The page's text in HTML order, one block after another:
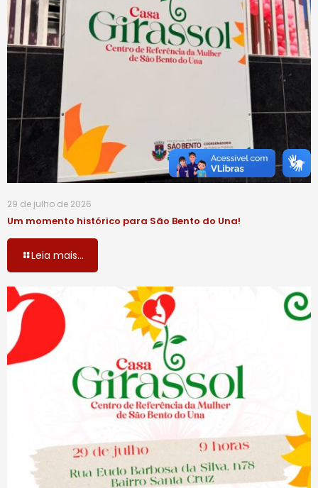
29 de julho de 2026
Um momento histórico para São Bento do Una!
Leia mais...